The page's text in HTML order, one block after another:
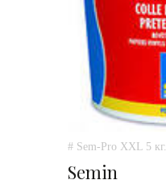
# Sem-Pro XXL 5 кг.
Semin